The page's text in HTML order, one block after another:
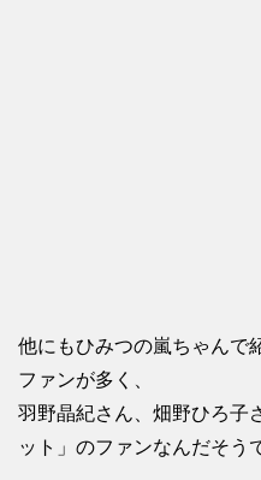
他にもひみつの嵐ちゃんで
ファンが多く、
羽野晶紀さん、畑野ひろ子
ット」のファンなんだそう